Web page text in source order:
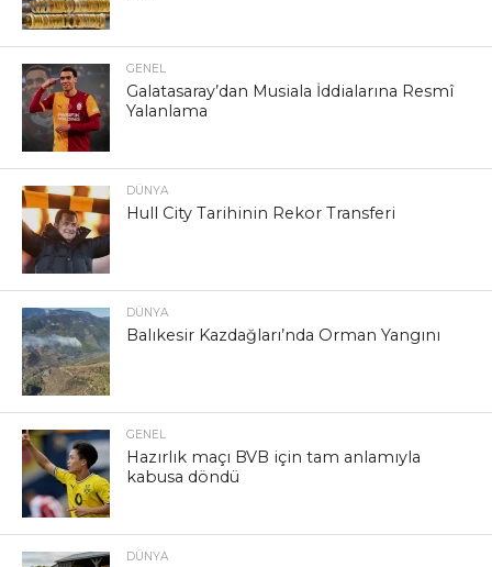
GENEL
Galatasaray’dan Musiala İddialarına Resmî
Yalanlama
DÜNYA
Hull City Tarihinin Rekor Transferi
DÜNYA
Balıkesir Kazdağları’nda Orman Yangını
GENEL
Hazırlık maçı BVB için tam anlamıyla
kabusa döndü
DÜNYA